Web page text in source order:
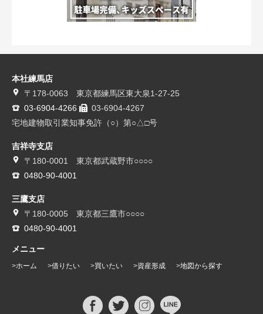
本社練馬店
〒178-0063 東京都練馬区東大泉1-27-25
03-6904-4266
03-6904-4267
宅地建物取引業知事免許（○）第○△□号
吉祥寺支店
〒180-0001 東京都武蔵野市○○○○
0480-90-4001
三鷹支店
〒180-0005 東京都三鷹市○○○○
0480-90-4001
メニュー
ホーム 借りたい 買いたい 資産形成 地図から探す